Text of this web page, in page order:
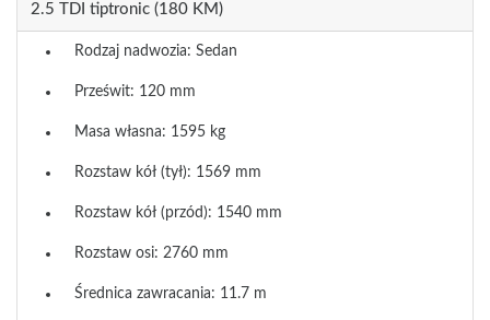
2.5 TDI tiptronic (180 KM)
Rodzaj nadwozia: Sedan
Prześwit: 120 mm
Masa własna: 1595 kg
Rozstaw kół (tył): 1569 mm
Rozstaw kół (przód): 1540 mm
Rozstaw osi: 2760 mm
Średnica zawracania: 11.7 m